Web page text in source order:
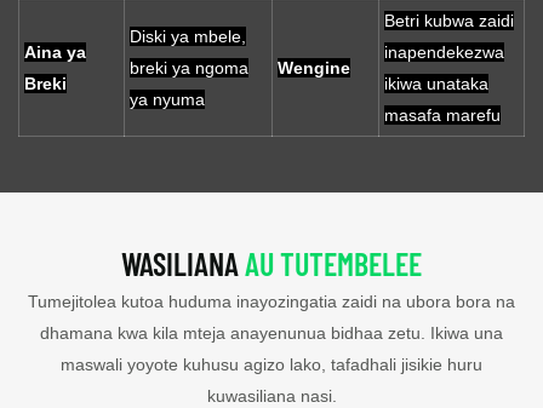
Aina ya
Breki
Diski ya mbele,
breki ya ngoma
ya nyuma
Wengine
Betri kubwa zaidi
inapendekezwa
ikiwa unataka
masafa marefu
WASILIANAAU TUTEMBELEE
Tumejitolea kutoa huduma inayozingatia zaidi na ubora bora na
dhamana kwa kila mteja anayenunua bidhaa zetu. Ikiwa una
maswali yoyote kuhusu agizo lako, tafadhali jisikie huru
kuwasiliana nasi.